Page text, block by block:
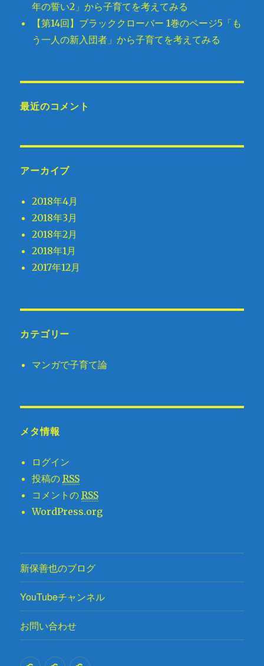
年の誓い2」から子育てを考えてみる
【第14回】ブラッククローバー 1巻のページ5「も
う一人の新入団者」から子育てを考えてみる
最近のコメント
アーカイブ
2018年4月
2018年3月
2018年2月
2018年1月
2017年12月
カテゴリー
マンガで子育て論
メタ情報
ログイン
投稿のRSS
コメントのRSS
WordPress.org
新保善也のブログ
YouTubeチャンネル
お問い合わせ